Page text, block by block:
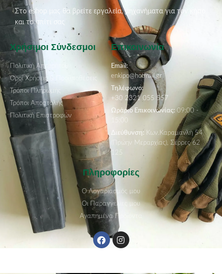
Στο eshop μας θα βρείτε εργαλεία, μηχανήματα για τον κήπο
και το σπίτι σας
Χρήσιμοι Σύνδεσμοι
Πολιτική Απορρήτου
Όροι Χρήσεις & Προϋποθέσεις
Τρόποι Πληρωμής
Τρόποι Αποστολής
Πολιτική Επιστροφών
Επικοινωνία
Email:
enkipo@hotmail.gr
Τηλέφωνο:
+30 2321 055 557
Ωράριο Επικοινωνίας: 09:00 -
15:00
Διεύθυνση: Κων.Καραμανλή 54
(Πρώην Μεραρχίας), Σέρρες 62
125
Πληροφορίες
Ο Λογαριασμός μου
Οι Παραγγελίες μου
Αγαπημένα Προϊόντα